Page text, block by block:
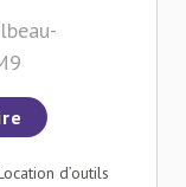
d’outils